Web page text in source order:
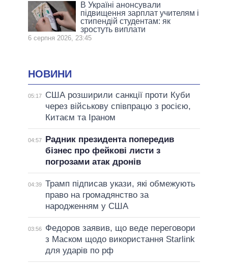
В Україні анонсували
підвищення зарплат учителям і
стипендій студентам: як
зростуть виплати
6 серпня 2026, 23:45
НОВИНИ
05:17
США розширили санкції проти Куби
через військову співпрацю з росією,
Китаєм та Іраном
04:57
Радник президента попередив
бізнес про фейкові листи з
погрозами атак дронів
04:39 Трамп підписав укази, які обмежують
право на громадянство за
народженням у США
03:56
Федоров заявив, що веде переговори
з Маском щодо використання Starlink
для ударів по рф